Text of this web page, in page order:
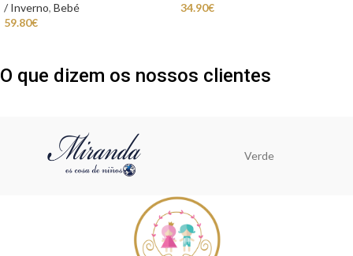
/ Inverno, Bebé
59.80€
34.90€
O que dizem os nossos clientes
Verde